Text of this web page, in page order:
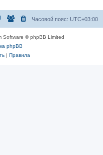
Часовой пояс: UTC+03:00
Software © phpBB Limited
phpBB
| Правила